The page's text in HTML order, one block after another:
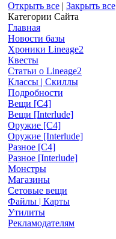
Открыть все | Закрыть все
Категории Сайта
Главная
Новости базы
Хроники Lineage2
Квесты
Статьи о Lineage2
Классы | Скиллы
Подробности
Вещи [С4]
Вещи [Interlude]
Оружие [С4]
Оружие [Interlude]
Разное [C4]
Разное [Interlude]
Монстры
Магазины
Сетовые вещи
Файлы | Карты
Утилиты
Рекламодателям